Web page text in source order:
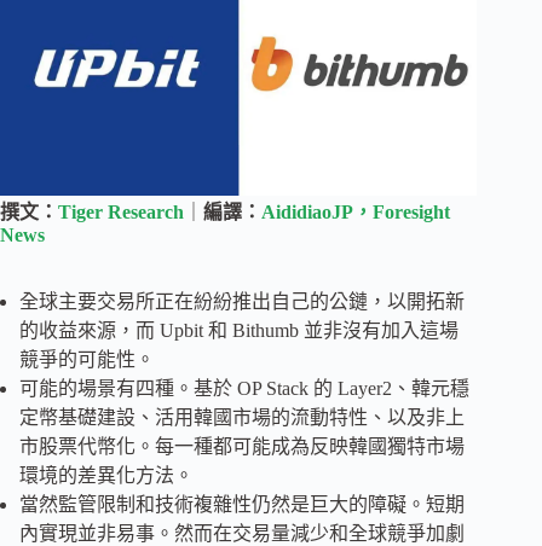
撰文： Tiger Research 編譯： AididiaoJP，Foresight
News
全球主要交易所正在紛紛推出自己的公鏈，以開拓新
的收益來源，而 Upbit 和 Bithumb 並非沒有加入這場
競爭的可能性。
可能的場景有四種。基於 OP Stack 的 Layer2、韓元穩
定幣基礎建設、活用韓國市場的流動特性、以及非上
市股票代幣化。每一種都可能成為反映韓國獨特市場
環境的差異化方法。
當然監管限制和技術複雜性仍然是巨大的障礙。短期
內實現並非易事。然而在交易量減少和全球競爭加劇